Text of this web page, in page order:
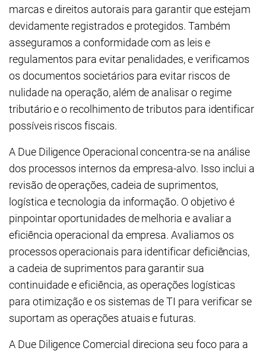
marcas e direitos autorais para garantir que estejam
devidamente registrados e protegidos. Também
asseguramos a conformidade com as leis e
regulamentos para evitar penalidades, e verificamos
os documentos societários para evitar riscos de
nulidade na operação, além de analisar o regime
tributário e o recolhimento de tributos para identificar
possíveis riscos fiscais.
A Due Diligence Operacional concentra-se na análise
dos processos internos da empresa-alvo. Isso inclui a
revisão de operações, cadeia de suprimentos,
logística e tecnologia da informação. O objetivo é
pinpointar oportunidades de melhoria e avaliar a
eficiência operacional da empresa. Avaliamos os
processos operacionais para identificar deficiências,
a cadeia de suprimentos para garantir sua
continuidade e eficiência, as operações logísticas
para otimização e os sistemas de TI para verificar se
suportam as operações atuais e futuras.
A Due Diligence Comercial direciona seu foco para a